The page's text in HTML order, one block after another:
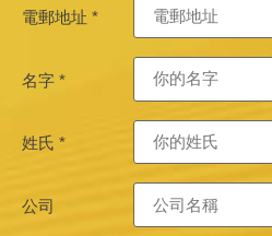
電郵地址 *
名字 *
姓氏 *
公司